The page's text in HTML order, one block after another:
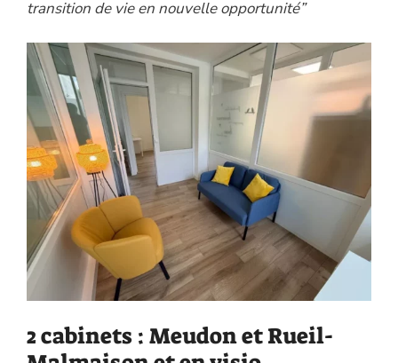
transition de vie en nouvelle opportunité”
2 cabinets : Meudon et Rueil-